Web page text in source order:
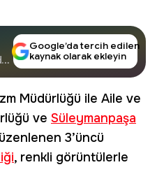
Google’da tercih edilen
kaynak olarak ekleyin
Müdürlüğü ile Aile ve
ve Süleymanpaşa
3’üncü
, renkli görüntülerle